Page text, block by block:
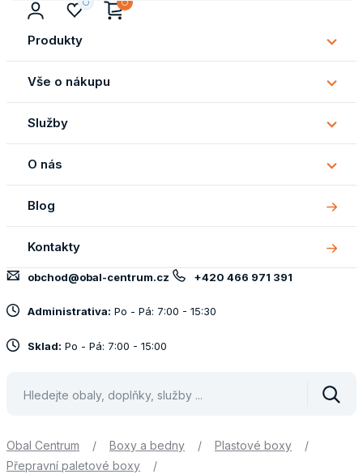
Produkty
Vše o nákupu
Vše
o
Služby
O nás
O
nás
Blog
Kontakty
obchod@obal-centrum.cz +420 466 971 391
Administrativa: Po - Pá: 7:00 - 15:30
Sklad: Po - Pá: 7:00 - 15:00
Obal Centrum / Boxy a bedny / Plastové boxy
/
Přepravní paletové boxy
/